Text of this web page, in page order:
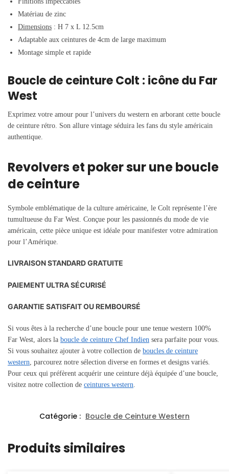
Matériau de zinc
Dimensions : H 7 x L 12.5cm
Adaptable aux ceintures de 4cm de large maximum
Montage simple et rapide
Boucle de ceinture Colt : icône du Far
West
Exprimez votre amour pour l’univers du western en arborant cette boucle
de ceinture rétro. Son allure vintage séduira les fans du style américain
authentique.
Revolvers et poker sur une boucle
de ceinture
Symbole emblématique de la culture américaine, le Colt représente l’ère
tumultueuse du Far West. Conçue pour les passionnés du mode de vie
américain, cette pièce unique est idéale pour manifester votre admiration
pour l’Amérique.
LIVRAISON STANDARD GRATUITE
PAIEMENT ULTRA SÉCURISÉ
GARANTIE SATISFAIT OU REMBOURSÉ
Si vous êtes à la recherche d’une boucle pour une tenue western 100%
Far West, alors la boucle de ceinture Chef Indien sera parfaite pour vous.
Si vous souhaitez ajouter à votre collection de boucles de ceinture
western , parcourez notre sélection diverse en formes et designs variés.
Pour ceux qui préfèrent acquérir une ceinture déjà équipée d’une boucle,
visitez notre collection de ceintures western
Catégorie : Boucle de Ceinture Western
Produits similaires